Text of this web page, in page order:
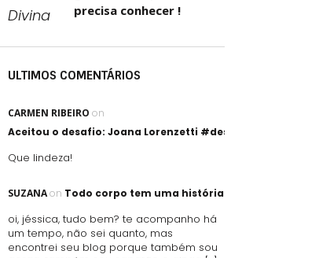
precisa conhecer !
ULTIMOS COMENTÁRIOS
CARMEN RIBEIRO on
Aceitou o desafio: Joana Lorenzetti #desafioartegorda
Que lindeza!
SUZANAon Todo corpo tem uma história
oi, jéssica, tudo bem? te acompanho há
um tempo, não sei quanto, mas
encontrei seu blog porque também sou